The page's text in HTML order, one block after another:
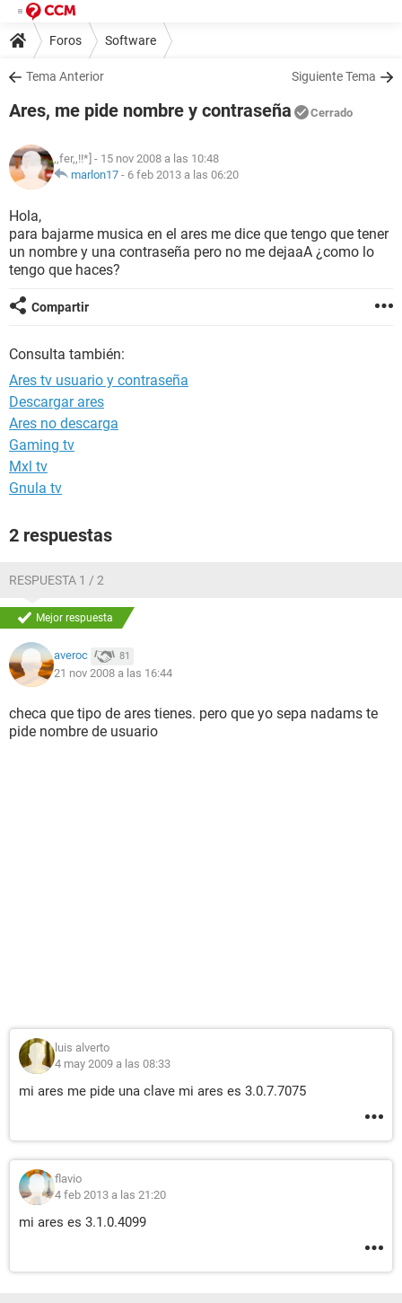
Foros Software
Tema Anterior Siguiente Tema
Ares, me pide nombre y contraseña Cerrado
,,fer,,!!*] - 15 nov 2008 a las 10:48
marlon17 - 6 feb 2013 a las 06:20
Hola,
para bajarme musica en el ares me dice que tengo que tener
un nombre y una contraseña pero no me dejaaA ¿como lo
tengo que haces?
Compartir
Consulta también:
Ares tv usuario y contraseña
Descargar ares
Ares no descarga
Gaming tv
Mxl tv
Gnula tv
2 respuestas
RESPUESTA 1 / 2
Mejor respuesta
averoc 81
21 nov 2008 a las 16:44
checa que tipo de ares tienes. pero que yo sepa nadams te
pide nombre de usuario
luis alverto
4 may 2009 a las 08:33
mi ares me pide una clave mi ares es 3.0.7.7075
flavio
4 feb 2013 a las 21:20
mi ares es 3.1.0.4099